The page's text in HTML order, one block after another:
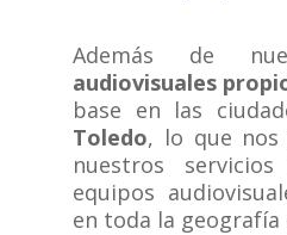
Además de
audiovisuales
base en las
Toledo, lo que
nuestros
equipos
en toda la geografía